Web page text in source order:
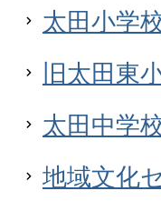
太田小学
旧太田東
太田中学
地域文化